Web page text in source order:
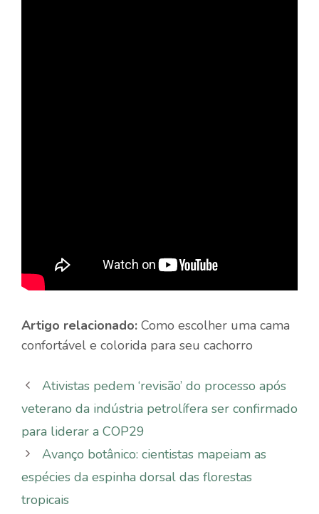
Artigo relacionado: Como escolher uma cama
confortável e colorida para seu cachorro
Ativistas pedem ‘revisão’ do processo após
veterano da indústria petrolífera ser confirmado
para liderar a COP29
Avanço botânico: cientistas mapeiam as
espécies da espinha dorsal das florestas
tropicais